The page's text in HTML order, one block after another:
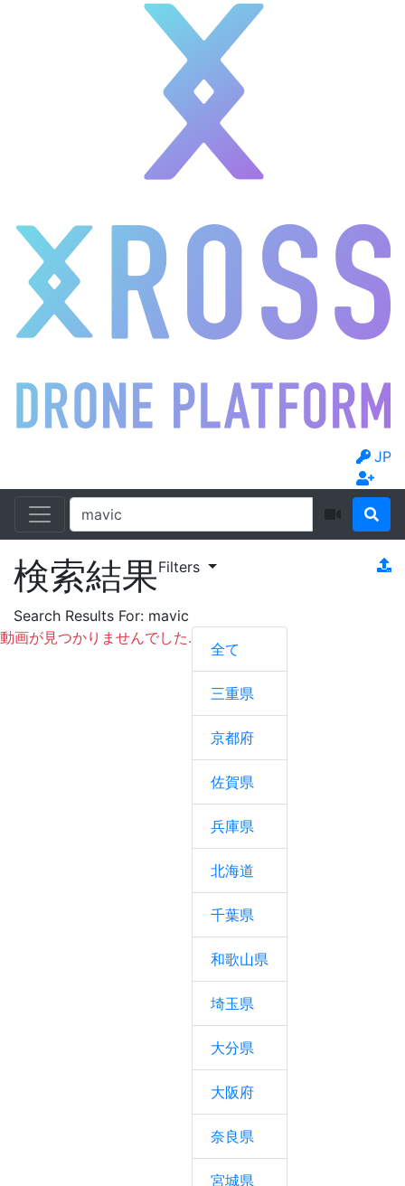
JP
検索結果Filters
Search Results For: mavic
動画が見つかりませんでした.
全て
三重県
京都府
佐賀県
兵庫県
北海道
千葉県
和歌山県
埼玉県
大分県
大阪府
奈良県
宮城県